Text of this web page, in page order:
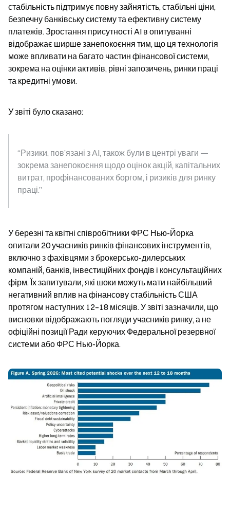
стабільність підтримує повну зайнятість, стабільні ціни,
безпечну банківську систему та ефективну систему
платежів. Зростання присутності AI в опитуванні
відображає ширше занепокоєння тим, що ця технологія
може впливати на багато частин фінансової системи,
зокрема на оцінки активів, рівні запозичень, ринки праці
та кредитні умови.
У звіті було сказано:
“Ризики, пов’язані з AI, також були в центрі уваги —
зокрема занепокоєння щодо оцінок акцій, капітальних
витрат, профінансованих боргом, і ризиків для ринку
праці.”
У березні та квітні співробітники ФРС Нью-Йорка
опитали 20 учасників ринків фінансових інструментів,
включно з фахівцями з брокерсько-дилерських
компаній, банків, інвестиційних фондів і консультаційних
фірм. Їх запитували, які шоки можуть мати найбільший
негативний вплив на фінансову стабільність США
протягом наступних 12–18 місяців. У звіті зазначили, що
висновки відображають погляди учасників ринку, а не
офіційні позиції Ради керуючих Федеральної резервної
системи або ФРС Нью-Йорка.